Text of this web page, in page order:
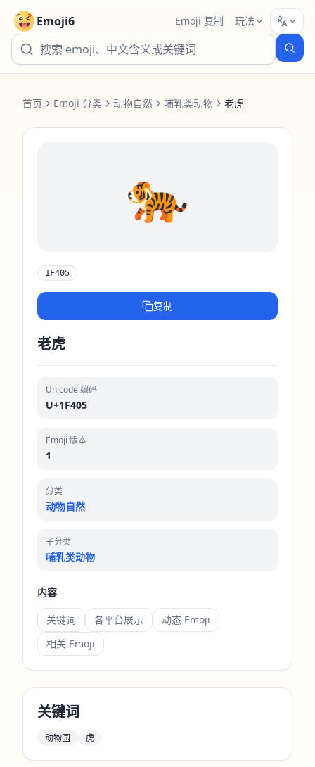
Emoji6 Emoji 复制 玩法
首页 Emoji 分类 动物自然 哺乳类动物 老虎
🐅
1F405
复制
老虎
Unicode 编码
U+1F405
Emoji 版本
1
分类
动物自然
子分类
哺乳类动物
内容
关键词 各平台展示
动态 Emoji
相关 Emoji
关键词
动物园 虎